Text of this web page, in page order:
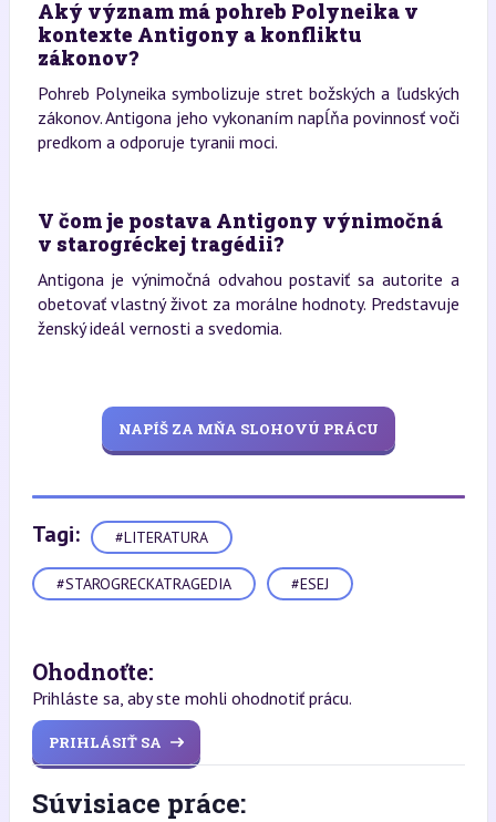
Aký význam má pohreb Polyneika v
kontexte Antigony a konfliktu
zákonov?
Pohreb Polyneika symbolizuje stret božských a ľudských
zákonov. Antigona jeho vykonaním napĺňa povinnosť voči
predkom a odporuje tyranii moci.
V čom je postava Antigony výnimočná
v starogréckej tragédii?
Antigona je výnimočná odvahou postaviť sa autorite a
obetovať vlastný život za morálne hodnoty. Predstavuje
ženský ideál vernosti a svedomia.
NAPÍŠ ZA MŇA SLOHOVÚ PRÁCU
Tagi: #LITERATURA
#STAROGRECKATRAGEDIA #ESEJ
Ohodnoťte:
Prihláste sa, aby ste mohli ohodnotiť prácu.
PRIHLÁSIŤ SA
Súvisiace práce: